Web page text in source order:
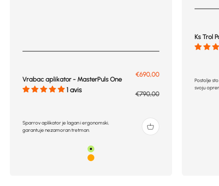
Vrabac aplikator - MasterPuls One
1 avis
Prix de vente
€690,00
Prix normal
€790,00
Sparrov aplikator je lagan i ergonomski,
garantuje nezamoran tretman.
Zelena
Narandžasta
Ks Trol
Postolje
svoju